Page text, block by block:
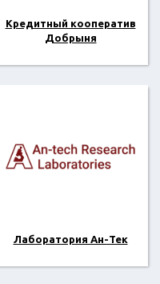
Кредитный кооператив
Добрыня
Лаборатория Ан-Тек